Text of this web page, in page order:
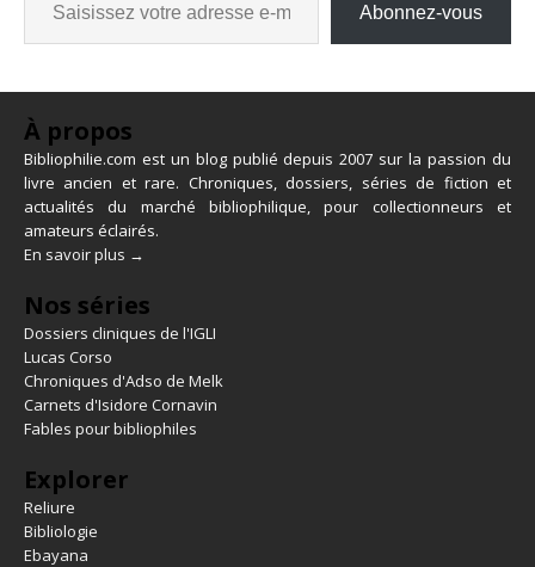
Abonnez-vous
À propos
Bibliophilie.com est un blog publié depuis 2007 sur la passion du
livre ancien et rare. Chroniques, dossiers, séries de fiction et
actualités du marché bibliophilique, pour collectionneurs et
amateurs éclairés.
En savoir plus →
Nos séries
Dossiers cliniques de l'IGLI
Lucas Corso
Chroniques d'Adso de Melk
Carnets d'Isidore Cornavin
Fables pour bibliophiles
Explorer
Reliure
Bibliologie
Ebayana